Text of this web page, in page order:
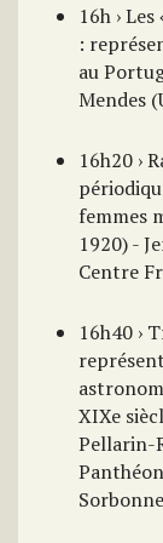
16h ›
:
au
Mendes
16h20 ›
femmes
1920) -
Centre
16h40 ›
XIXe
Pellarin-